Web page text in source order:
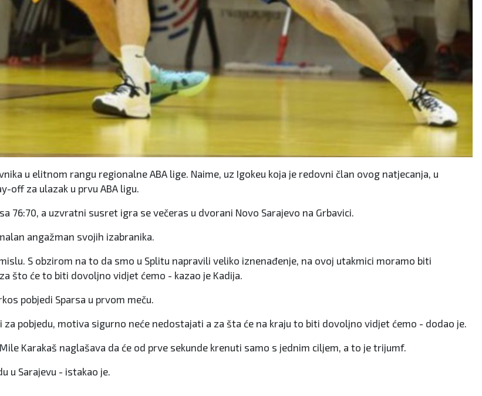
u elitnom rangu regionalne ABA lige. Naime, uz Igokeu koja je redovni član ovog natjecanja, u
off za ulazak u prvu ABA ligu.
76:70, a uzvratni susret igra se večeras u dvorani Novo Sarajevo na Grbavici.
angažman svojih izabranika.
S obzirom na to da smo u Splitu napravili veliko iznenađenje, na ovoj utakmici moramo biti
što će to biti dovoljno vidjet ćemo - kazao je Kadija.
pobjedi Sparsa u prvom meču.
pobjedu, motiva sigurno neće nedostajati a za šta će na kraju to biti dovoljno vidjet ćemo - dodao je.
Karakaš naglašava da će od prve sekunde krenuti samo s jednim ciljem, a to je trijumf.
u Sarajevu - istakao je.